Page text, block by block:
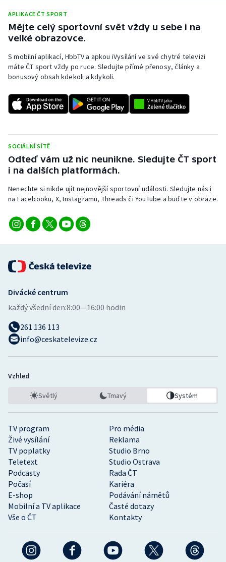
APLIKACE ČT SPORT
Mějte celý sportovní svět vždy u sebe i na
velké obrazovce.
S mobilní aplikací, HbbTV a apkou iVysílání ve své chytré televizi
máte ČT sport vždy po ruce. Sledujte přímé přenosy, články a
bonusový obsah kdekoli a kdykoli.
SOCIÁLNÍ SÍTĚ
Odteď vám už nic neunikne. Sledujte ČT sport
i na dalších platformách.
Nenechte si nikde ujít nejnovější sportovní události. Sledujte nás i
na Facebooku, X, Instagramu, Threads či YouTube a buďte v obraze.
TV program
Pro média
Živé vysílání
Reklama
TV poplatky
Studio Brno
Teletext
Studio Ostrava
Podcasty
Rada ČT
Počasí
Kariéra
E-shop
Podávání námětů
Mobilní a TV aplikace
Časté dotazy
Vše o ČT
Kontakty
Divácké centrum
každý všední den:8:00—16:00 hodin
261 136 113
info@ceskatelevize.cz
Vzhled
Světlý Tmavý Systém